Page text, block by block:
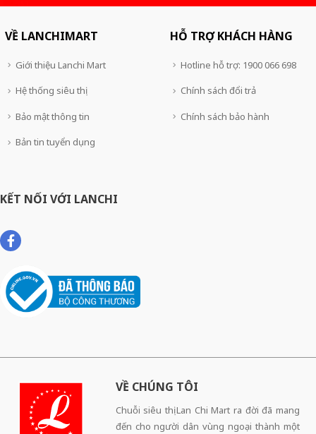
VỀ LANCHIMART
Giới thiệu Lanchi Mart
Hệ thống siêu thị
Bảo mật thông tin
Bản tin tuyển dụng
HỖ TRỢ KHÁCH HÀNG
Hotline hỗ trợ: 1900 066 698
Chính sách đổi trả
Chính sách bảo hành
KẾT NỐI VỚI LANCHI
VỀ CHÚNG TÔI
Chuỗi siêu thị Lan Chi Mart ra đời đã mang
đến cho người dân vùng ngoại thành một